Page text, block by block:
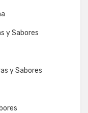
y Sabores
y Sabores